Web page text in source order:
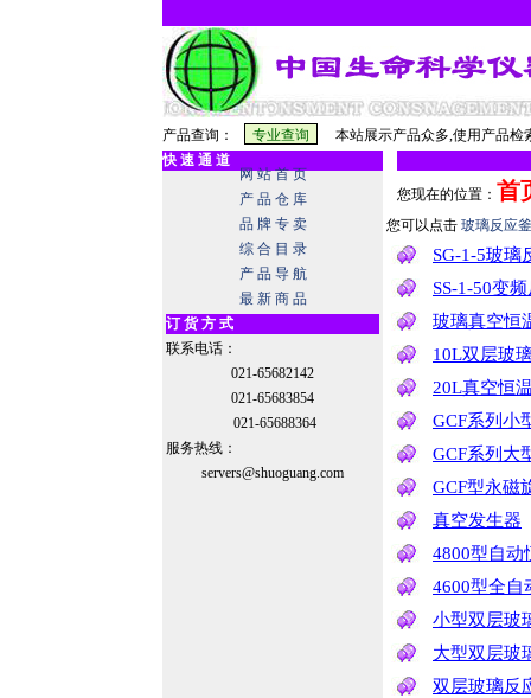
产品查询：
本站展示产品众多,使用产品检
快 速 通 道
网 站 首 页
产 品 仓 库
品 牌 专 卖
综 合 目 录
产 品 导 航
最 新 商 品
订 货 方 式
联系电话：
021-65682142
021-65683854
021-65688364
服务热线：
servers@shuoguang.com
您现在的位置： 首
您可以点击 玻璃反应
SG-1-5玻璃
SS-1-50变
玻璃真空恒
10L双层玻
20L真空恒
GCF系列小
GCF系列大
GCF型永磁
真空发生器
4800型自动
4600型全自
小型双层玻
大型双层玻
双层玻璃反